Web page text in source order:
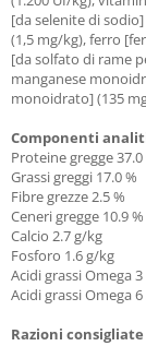
[da selenite di
(1,5 mg/kg), ferro
[da solfato di rame
manganese
monoidrato] (135
Componenti
Proteine gregge 37.0
Grassi greggi 17.0 %
Fibre grezze 2.5 %
Ceneri gregge 10.9 %
Calcio 2.7 g/kg
Fosforo 1.6 g/kg
Acidi grassi Omega
Acidi grassi Omega
Razioni consigliate